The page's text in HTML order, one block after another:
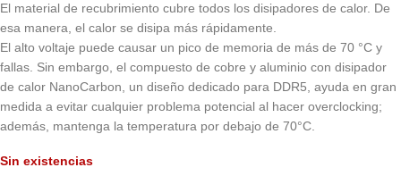
El material de recubrimiento cubre todos los disipadores de calor. De
esa manera, el calor se disipa más rápidamente.
El alto voltaje puede causar un pico de memoria de más de 70 °C y
fallas. Sin embargo, el compuesto de cobre y aluminio con disipador
de calor NanoCarbon, un diseño dedicado para DDR5, ayuda en gran
medida a evitar cualquier problema potencial al hacer overclocking;
además, mantenga la temperatura por debajo de 70°C.
Sin existencias